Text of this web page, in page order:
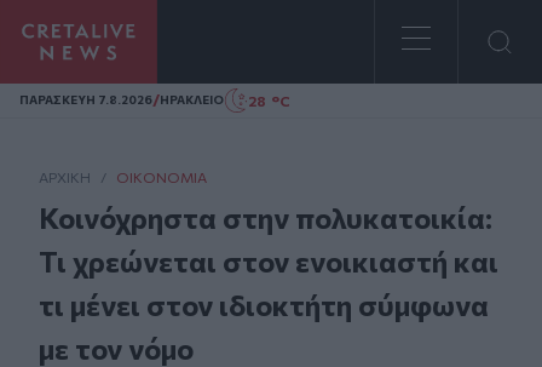
Homepage
ΠΑΡΑΣΚΕΥΗ 7.8.2026/ΗΡΑΚΛΕΙΟ 28 °C
ΑΡΧΙΚΗ / ΟΙΚΟΝΟΜΊΑ
Κοινόχρηστα στην πολυκατοικία:
Τι χρεώνεται στον ενοικιαστή και
τι μένει στον ιδιοκτήτη σύμφωνα
με τον νόμο